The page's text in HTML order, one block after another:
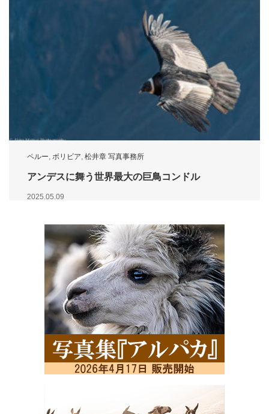
ペルー, ボリビア, 松井章 写真事務所
アンデスに舞う世界最大の巨鳥コンドル
2025.05.09